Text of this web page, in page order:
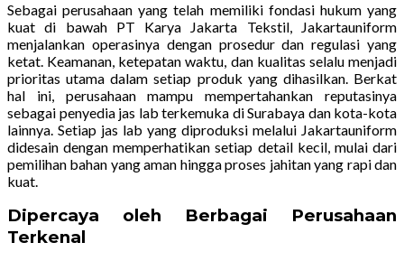
Sebagai perusahaan yang telah memiliki fondasi hukum yang
kuat di bawah PT Karya Jakarta Tekstil, Jakartauniform
menjalankan operasinya dengan prosedur dan regulasi yang
ketat. Keamanan, ketepatan waktu, dan kualitas selalu menjadi
prioritas utama dalam setiap produk yang dihasilkan. Berkat
hal ini, perusahaan mampu mempertahankan reputasinya
sebagai penyedia jas lab terkemuka di Surabaya dan kota-kota
lainnya. Setiap jas lab yang diproduksi melalui Jakartauniform
didesain dengan memperhatikan setiap detail kecil, mulai dari
pemilihan bahan yang aman hingga proses jahitan yang rapi dan
kuat.
Dipercaya oleh Berbagai Perusahaan
Terkenal